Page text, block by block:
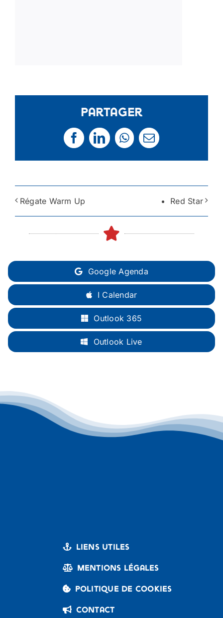
Partager
FacebookLinkedInWhatsApp
Email
Régate Warm Up Red Star
Google Agenda
I Calendar
Outlook 365
Outlook Live
Liens utiles
Mentions légales
Politique de cookies
Contact